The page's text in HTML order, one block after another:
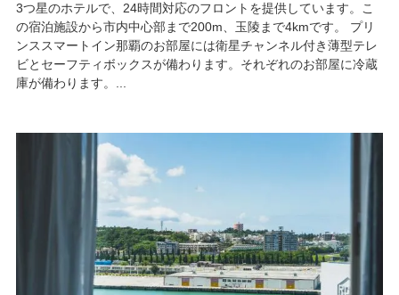
3つ星のホテルで、24時間対応のフロントを提供しています。こ
の宿泊施設から市内中心部まで200m、玉陵まで4kmです。 プリ
ンススマートイン那覇のお部屋には衛星チャンネル付き薄型テレ
ビとセーフティボックスが備わります。それぞれのお部屋に冷蔵
庫が備わります。...